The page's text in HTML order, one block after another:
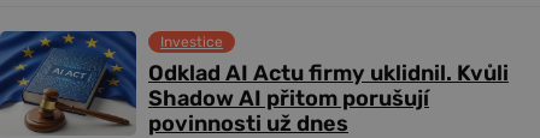
Odklad AI Actu firmy uklidnil. Kvůli
Shadow AI přitom porušují
povinnosti už dnes
Investice